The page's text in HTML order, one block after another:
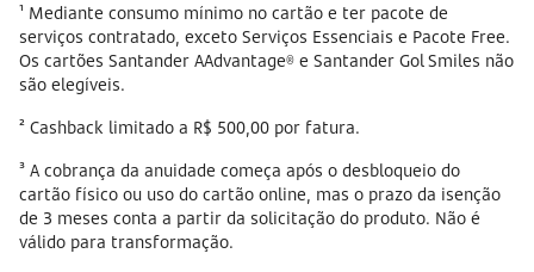
¹ Mediante consumo mínimo no cartão e ter pacote de
serviços contratado, exceto Serviços Essenciais e Pacote Free.
Os cartões Santander AAdvantage® e Santander Gol Smiles não
são elegíveis.
² Cashback limitado a R$ 500,00 por fatura.
³ A cobrança da anuidade começa após o desbloqueio do
cartão físico ou uso do cartão online, mas o prazo da isenção
de 3 meses conta a partir da solicitação do produto. Não é
válido para transformação.